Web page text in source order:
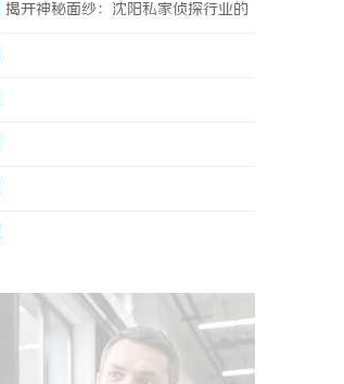
揭开神秘面纱：沈阳私家侦探行业的